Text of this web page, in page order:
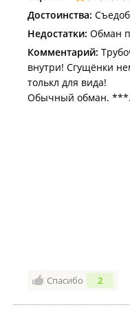
Достоинства:
Недостатки: Обман
Комментарий:
внутри! Сгущёнки
толькл для вида!
Обычный обман. ***.
Спасибо 2